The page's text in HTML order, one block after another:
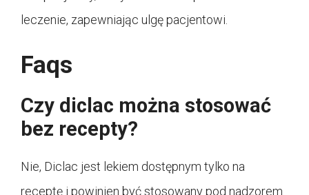
leczenie, zapewniając ulgę pacjentowi.
Faqs
Czy diclac można stosować
bez recepty?
Nie, Diclac jest lekiem dostępnym tylko na
receptę i powinien być stosowany pod nadzorem